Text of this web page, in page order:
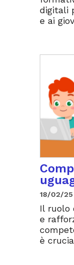
digitali
e ai
18/02/25
Il ruolo
e
è